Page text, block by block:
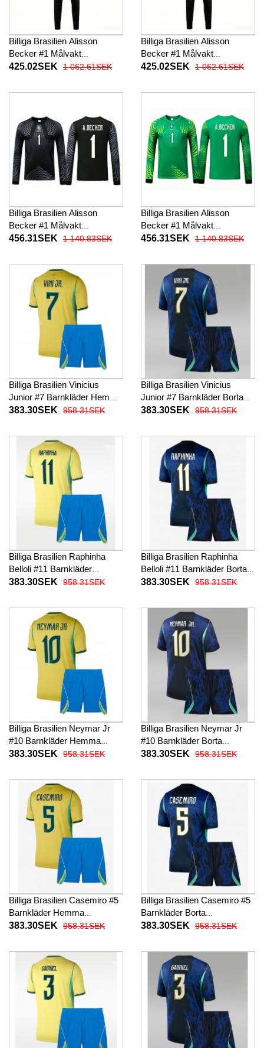
Billiga Brasilien Alisson
Becker #1 Målvakt
Barnkläder Hemma
2026 Kortärmad (+ Korta
425.02SEK 1 062.61SEK
Billiga Brasilien Alisson
Becker #1 Målvakt
Barnkläder Borta
2026 Kortärmad (+ Korta
425.02SEK 1 062.61SEK
Billiga Brasilien Alisson
Becker #1 Målvakt
Barnkläder Hemma
2026 Långärmad (+ Korta
456.31SEK 1 140.83SEK
Billiga Brasilien Alisson
Becker #1 Målvakt
Barnkläder Borta
2026 Långärmad (+ Korta
byxor)
456.31SEK 1 140.83SEK
Billiga Brasilien Vinicius
Junior #7 Barnkläder Hemma
fotbollskläder till baby VM
byxor)
383.30SEK 958.31SEK
Billiga Brasilien Vinicius
Junior #7 Barnkläder Borta
fotbollskläder till baby VM
byxor)
383.30SEK 958.31SEK
Billiga Brasilien Raphinha
Belloli #11 Barnkläder
Hemma fotbollskläder till
Korta byxor)
383.30SEK 958.31SEK
Billiga Brasilien Raphinha
Belloli #11 Barnkläder Borta
fotbollskläder till baby VM
byxor)
383.30SEK 958.31SEK
Billiga Brasilien Neymar Jr
#10 Barnkläder Hemma
fotbollskläder till baby VM
byxor)
383.30SEK 958.31SEK
Billiga Brasilien Neymar Jr
#10 Barnkläder Borta
fotbollskläder till baby VM
byxor)
383.30SEK 958.31SEK
Billiga Brasilien Casemiro #5
Barnkläder Hemma
fotbollskläder till baby VM
byxor)
383.30SEK 958.31SEK
Billiga Brasilien Casemiro #5
Barnkläder Borta
fotbollskläder till baby VM
byxor)
383.30SEK 958.31SEK